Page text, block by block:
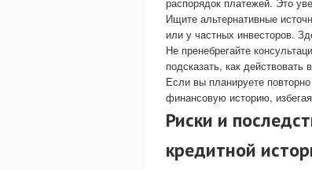
Ищите альтернативные
или у частных инвесторов.
Не пренебрегайте
подсказать, как действовать
Если вы планируете
финансовую историю,
Риски и
кредитной